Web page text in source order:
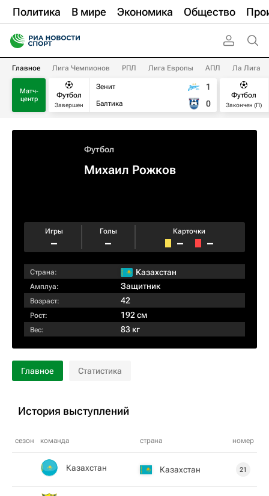
Политика В мире Экономика Общество
Главное Лига Чемпионов РПЛ Лига Европы АПЛ Ла Лига
Матч-
центр
Футбол
Завершен
Зенит
Балтика
1
0
Футбол
Закончен (П)
Футбол
Михаил Рожков
Игры
–
Голы
–
Карточки
– –
Страна: Казахстан
Амплуа: Защитник
Возраст: 42
Рост: 192 см
Вес: 83 кг
Главное Статистика
История выступлений
сезон команда страна номер
Казахстан Казахстан 21